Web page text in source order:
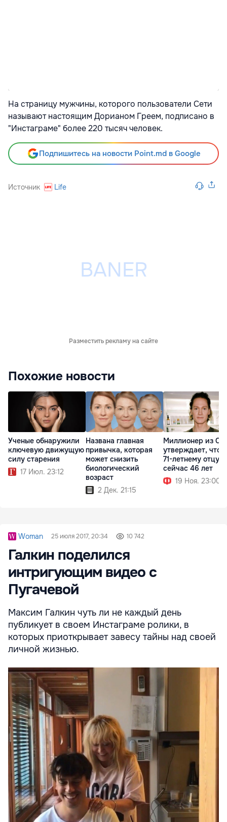
На страницу мужчины, которого пользователи Сети
называют настоящим Дорианом Греем, подписано в
"Инстаграме" более 220 тысяч человек.
Подпишитесь на новости Point.md в Google
Источник Life
Разместить рекламу на сайте
Похожие новости
Ученые обнаружили
ключевую движущую
силу старения
17 Июл. 23:12
Названа главная
привычка, которая
может снизить
биологический
возраст
2 Дек. 21:15
Миллионер из
утверждает, что
71-летнему отцу
сейчас 46 лет
19 Ноя. 23:00
Woman 25 июля 2017, 20:34 10 742
Галкин поделился
интригующим видео с
Пугачевой
Максим Галкин чуть ли не каждый день
публикует в своем Инстаграме ролики, в
которых приоткрывает завесу тайны над своей
личной жизнью.